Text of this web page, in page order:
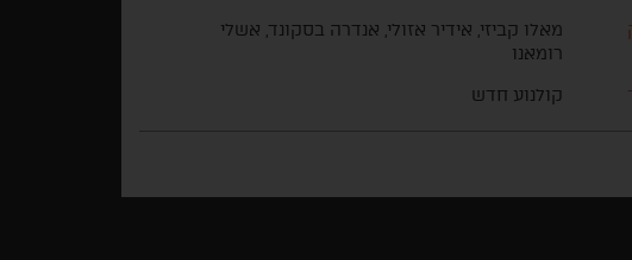
מאלו קביזי, אידיר אזולי, אנדרה בסקונד, אשלי
רומאנו
קולנוע חדש